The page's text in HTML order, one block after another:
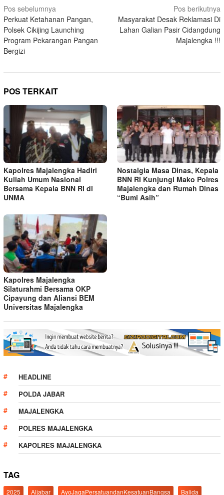
Navigasi
pos
Pos sebelumnya
Perkuat Ketahanan Pangan,
Polsek Cikijing Launching
Program Pekarangan Pangan
Bergizi
Pos berikutnya
Masyarakat Desak Reklamasi Di
Lahan Galian Pasir Cidangdung
Majalengka !!!
POS TERKAIT
Kapolres Majalengka Hadiri
Kuliah Umum Nasional
Bersama Kepala BNN RI di
UNMA
Nostalgia Masa Dinas, Kepala
BNN RI Kunjungi Mako Polres
Majalengka dan Rumah Dinas
“Bumi Asih”
Kapolres Majalengka
Silaturahmi Bersama OKP
Cipayung dan Aliansi BEM
Universitas Majalengka
HEADLINE
POLDA JABAR
MAJALENGKA
POLRES MAJALENGKA
KAPOLRES MAJALENGKA
TAG
2025 Aljabar AyoJagaPersatuandanKesatuanBangsa Balida